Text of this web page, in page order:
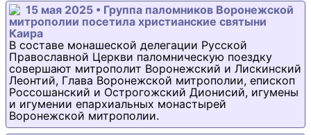
15 мая 2025 • Группа паломников Воронежской
митрополии посетила христианские святыни
Каира
В составе монашеской делегации Русской
Православной Церкви паломническую поездку
совершают митрополит Воронежский и Лискинский
Леонтий, Глава Воронежской митрополии, епископ
Россошанский и Острогожский Дионисий, игумены
и игумении епархиальных монастырей
Воронежской митрополии.